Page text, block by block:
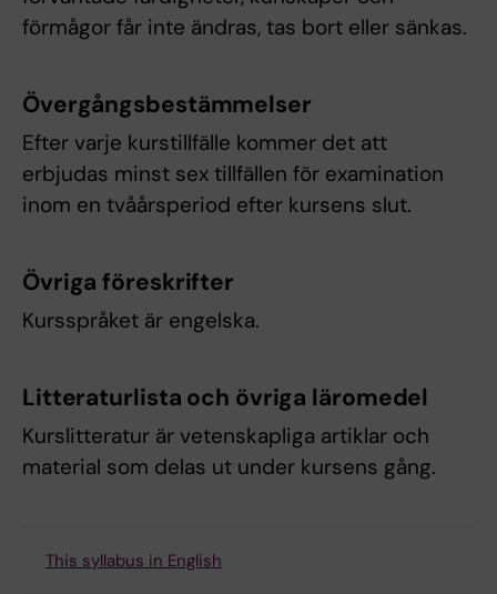
förmågor får inte ändras, tas bort eller sänkas.
Övergångsbestämmelser
Efter varje kurstillfälle kommer det att
erbjudas minst sex tillfällen för examination
inom en tvåårsperiod efter kursens slut.
Övriga föreskrifter
Kursspråket är engelska.
Litteraturlista och övriga läromedel
Kurslitteratur är vetenskapliga artiklar och
material som delas ut under kursens gång.
This syllabus in English